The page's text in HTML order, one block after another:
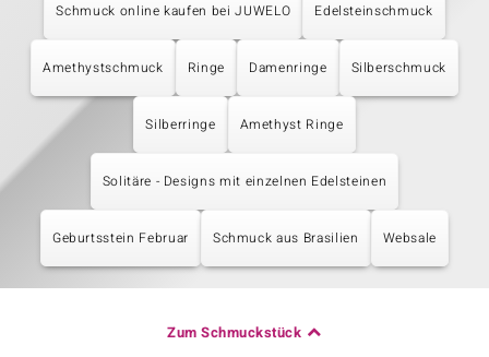
Schmuck online kaufen bei JUWELO Edelsteinschmuck
Amethystschmuck Ringe Damenringe Silberschmuck
Silberringe Amethyst Ringe
Solitäre - Designs mit einzelnen Edelsteinen
Geburtsstein Februar Schmuck aus Brasilien Websale
Zum Schmuckstück